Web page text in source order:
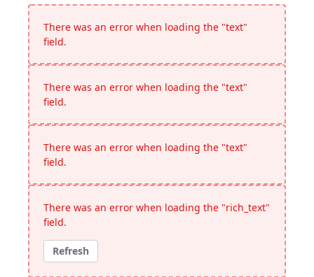
There was an error when loading the "text"
field.
There was an error when loading the "text"
field.
There was an error when loading the "text"
field.
There was an error when loading the "rich_text"
field.
Refresh